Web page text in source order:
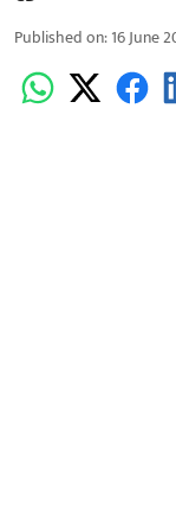
Published on:16 June